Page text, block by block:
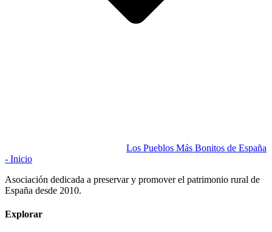
Los Pueblos Más Bonitos de España
- Inicio
Asociación dedicada a preservar y promover el patrimonio rural de
España desde 2010.
Explorar